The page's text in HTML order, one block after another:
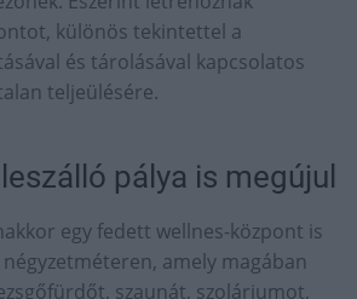
különös tekintettel a
és tárolásával kapcsolatos
teljeülésére.
pálya is megújul
egy fedett wellnes-központ is
amely magában
szaunát, szoláriumot,